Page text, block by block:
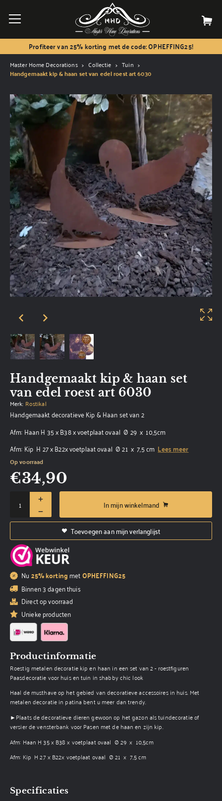
Profiteer van 25% korting met de code: OPHEFFING25!
Master Home Decorations Collectie Tuin
Handgemaakt kip & haan set van edel roest art 6030
Handgemaakt kip & haan set
van edel roest art 6030
Merk: Rostikal
Handgemaakt decoratieve Kip & Haan set van 2
Afm: Haan H 35 x B38 x voetplaat ovaal Ø 29 x 10,5cm
Afm: Kip H 27 x B22x voetplaat ovaal Ø 21 x 7,5 cm Lees meer
Op voorraad
€34,90
In mijn winkelmand
Toevoegen aan mijn verlanglijst
Nu 25% korting metOPHEFFING25
Binnen 3 dagen thuis
Direct op voorraad
Unieke producten
Productinformatie
Roestig metalen decoratie kip en haan in een set van 2 - roestfiguren
Paasdecoratie voor huis en tuin in shabby chic look
Haal de musthave op het gebied van decoratieve accessoires in huis. Met
metalen decoratie in patina bent u meer dan trendy.
►Plaats de decoratieve dieren gewoon op het gazon als tuindecoratie of
versier de vensterbank voor Pasen met de haan en zijn kip.
Afm: Haan H 35 x B38 x voetplaat ovaal Ø 29 x 10,5cm
Afm: Kip H 27 x B22x voetplaat ovaal Ø 21 x 7,5 cm
Specificaties